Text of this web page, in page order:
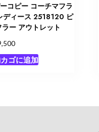
コピー コーチマフラ
ディース 2518120 ピ
ー アウトレット
ゴに追加